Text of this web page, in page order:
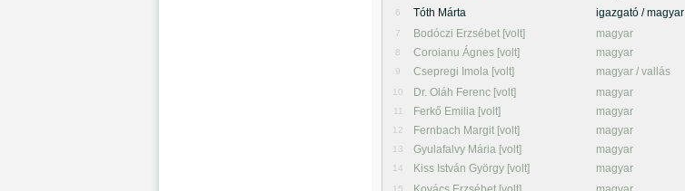
6 Tóth Márta igazgató / magyar
7 Bodóczi Erzsébet [volt] magyar
8 Coroianu Ágnes [volt] magyar
9 Csepregi Imola [volt] magyar / vallás
10 Dr. Oláh Ferenc [volt] magyar
11 Ferkő Emilia [volt] magyar
12 Fernbach Margit [volt] magyar
13 Gyulafalvy Mária [volt] magyar
14 Kiss István György [volt] magyar
15